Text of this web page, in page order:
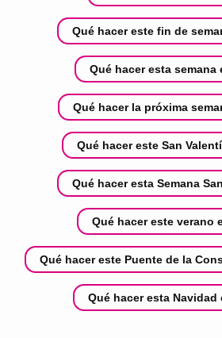
Qué hacer este fin de
Qué hacer esta semana
Qué hacer la próxima
Qué hacer este San
Qué hacer esta Semana
Qué hacer este verano
Qué hacer este Puente de la
Qué hacer esta Navidad